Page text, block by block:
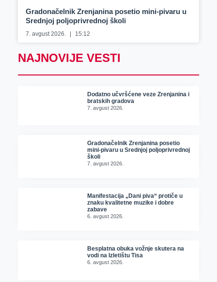
Gradonačelnik Zrenjanina posetio mini-pivaru u
Srednjoj poljoprivrednoj školi
7. avgust 2026. 15:12
NAJNOVIJE VESTI
Dodatno učvršćene veze Zrenjanina i
bratskih gradova
7. avgust 2026.
Gradonačelnik Zrenjanina posetio
mini-pivaru u Srednjoj poljoprivrednoj
školi
7. avgust 2026.
Manifestacija „Dani piva“ protiče u
znaku kvalitetne muzike i dobre
zabave
6. avgust 2026.
Besplatna obuka vožnje skutera na
vodi na Izletištu Tisa
6. avgust 2026.